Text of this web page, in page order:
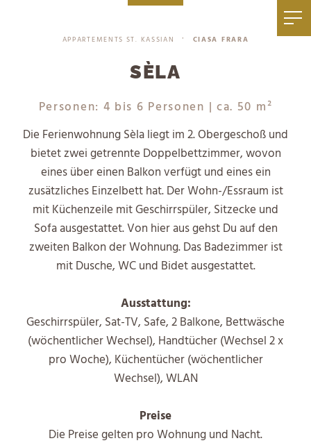
APPARTEMENTS ST. KASSIAN • CIASA FRARA
SÈLA
Personen: 4 bis 6 Personen | ca. 50 m²
Die Ferienwohnung Sèla liegt im 2. Obergeschoß und
bietet zwei getrennte Doppelbettzimmer, wovon
eines über einen Balkon verfügt und eines ein
zusätzliches Einzelbett hat. Der Wohn-/Essraum ist
mit Küchenzeile mit Geschirrspüler, Sitzecke und
Sofa ausgestattet. Von hier aus gehst Du auf den
zweiten Balkon der Wohnung. Das Badezimmer ist
mit Dusche, WC und Bidet ausgestattet.
Ausstattung:
Geschirrspüler, Sat-TV, Safe, 2 Balkone, Bettwäsche
(wöchentlicher Wechsel), Handtücher (Wechsel 2 x
pro Woche), Küchentücher (wöchentlicher
Wechsel), WLAN
Preise
Die Preise gelten pro Wohnung und Nacht.